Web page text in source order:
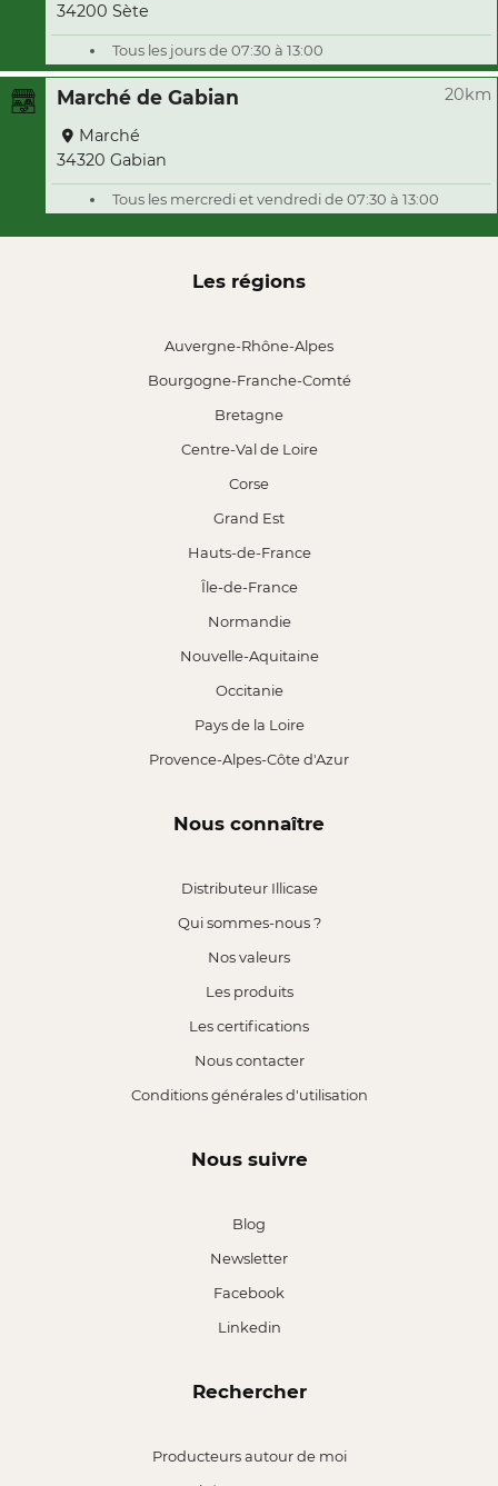
34200 Sète
Tous les jours de 07:30 à 13:00
Marché de Gabian 20km
Marché
34320 Gabian
Tous les mercredi et vendredi de 07:30 à 13:00
Les régions
Auvergne-Rhône-Alpes
Bourgogne-Franche-Comté
Bretagne
Centre-Val de Loire
Corse
Grand Est
Hauts-de-France
Île-de-France
Normandie
Nouvelle-Aquitaine
Occitanie
Pays de la Loire
Provence-Alpes-Côte d'Azur
Nous connaître
Distributeur Illicase
Qui sommes-nous ?
Nos valeurs
Les produits
Les certifications
Nous contacter
Conditions générales d'utilisation
Nous suivre
Blog
Newsletter
Facebook
Linkedin
Rechercher
Producteurs autour de moi